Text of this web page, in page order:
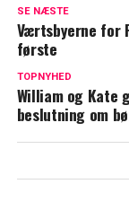
detalje
SE NÆSTE
Værtsbyerne for
første
TOPNYHED
William og Kate
beslutning om